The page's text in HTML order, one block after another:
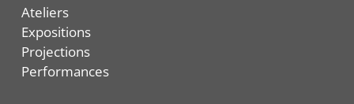
Ateliers
Expositions
Projections
Performances